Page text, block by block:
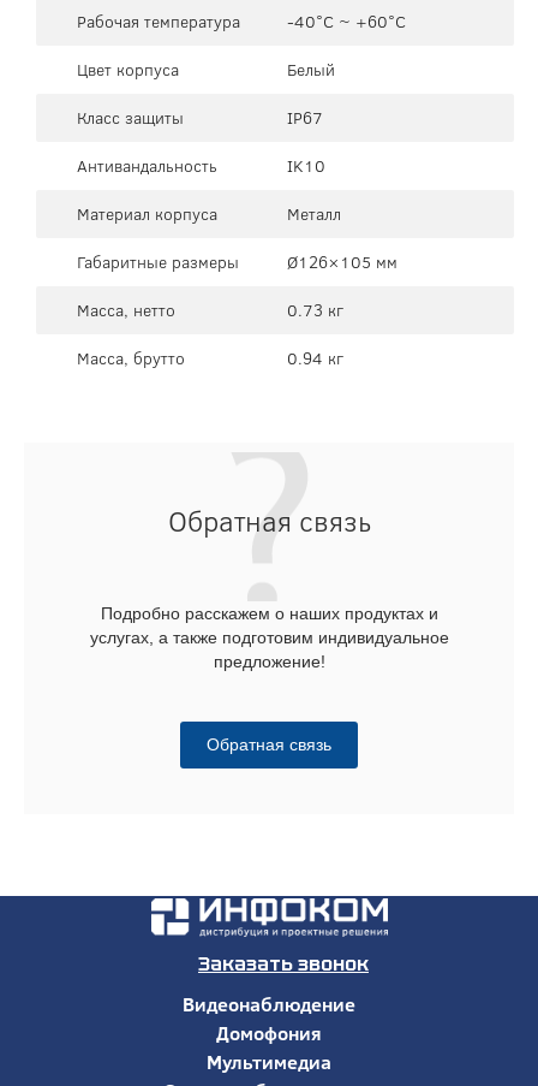
Рабочая температура
-40°C ~ +60°C
Цвет корпуса
Белый
Класс защиты
IP67
Антивандальность
IK10
Материал корпуса
Металл
Габаритные размеры
Ø126×105 мм
Масса, нетто
0.73 кг
Масса, брутто
0.94 кг
Обратная связь
Подробно расскажем о наших продуктах и
услугах, а также подготовим индивидуальное
предложение!
Обратная связь
Заказать звонок
Видеонаблюдение
Домофония
Мультимедиа